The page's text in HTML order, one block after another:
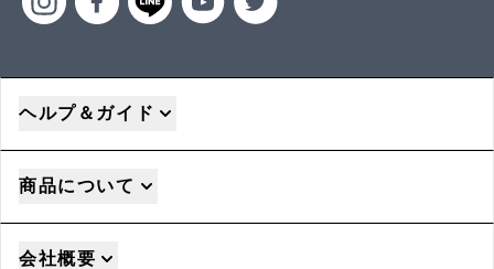
ヘルプ＆ガイド
商品について
会社概要